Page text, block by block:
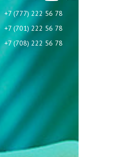
+7 (777) 222 56 78
+7 (701) 222 56 78
+7 (708) 222 56 78